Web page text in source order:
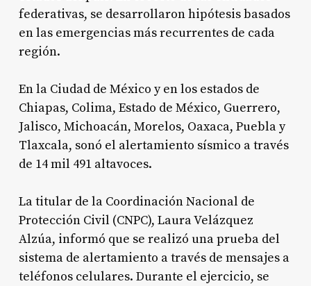
federativas, se desarrollaron hipótesis basados
en las emergencias más recurrentes de cada
región.
En la Ciudad de México y en los estados de
Chiapas, Colima, Estado de México, Guerrero,
Jalisco, Michoacán, Morelos, Oaxaca, Puebla y
Tlaxcala, sonó el alertamiento sísmico a través
de 14 mil 491 altavoces.
La titular de la Coordinación Nacional de
Protección Civil (CNPC), Laura Velázquez
Alzúa, informó que se realizó una prueba del
sistema de alertamiento a través de mensajes a
teléfonos celulares. Durante el ejercicio, se